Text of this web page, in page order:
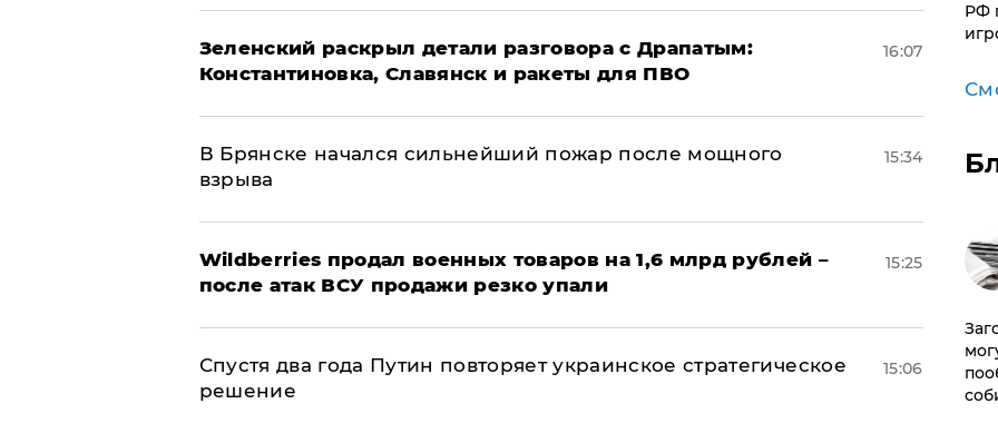
​Зеленский раскрыл детали разговора с Драпатым:
Константиновка, Славянск и ракеты для ПВО
16:07
В Брянске начался сильнейший пожар после мощного
взрыва
15:34
​Wildberries продал военных товаров на 1,6 млрд рублей –
после атак ВСУ продажи резко упали
15:25
Спустя два года Путин повторяет украинское стратегическое
решение
15:06
РФ